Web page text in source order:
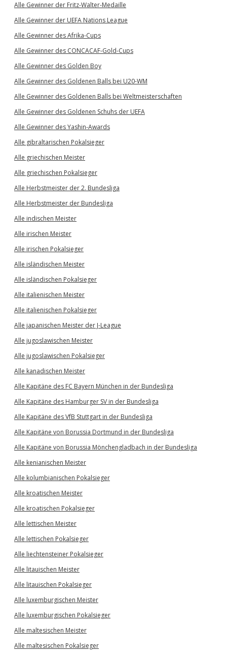
Alle Gewinner der Fritz-Walter-Medaille
Alle Gewinner der UEFA Nations League
Alle Gewinner des Afrika-Cups
Alle Gewinner des CONCACAF-Gold-Cups
Alle Gewinner des Golden Boy
Alle Gewinner des Goldenen Balls bei U20-WM
Alle Gewinner des Goldenen Balls bei Weltmeisterschaften
Alle Gewinner des Goldenen Schuhs der UEFA
Alle Gewinner des Yashin-Awards
Alle gibraltarischen Pokalsieger
Alle griechischen Meister
Alle griechischen Pokalsieger
Alle Herbstmeister der 2. Bundesliga
Alle Herbstmeister der Bundesliga
Alle indischen Meister
Alle irischen Meister
Alle irischen Pokalsieger
Alle isländischen Meister
Alle isländischen Pokalsieger
Alle italienischen Meister
Alle italienischen Pokalsieger
Alle japanischen Meister der J-League
Alle jugoslawischen Meister
Alle jugoslawischen Pokalsieger
Alle kanadischen Meister
Alle Kapitäne des FC Bayern München in der Bundesliga
Alle Kapitäne des Hamburger SV in der Bundesliga
Alle Kapitäne des VfB Stuttgart in der Bundesliga
Alle Kapitäne von Borussia Dortmund in der Bundesliga
Alle Kapitäne von Borussia Mönchengladbach in der Bundesliga
Alle kenianischen Meister
Alle kolumbianischen Pokalsieger
Alle kroatischen Meister
Alle kroatischen Pokalsieger
Alle lettischen Meister
Alle lettischen Pokalsieger
Alle liechtensteiner Pokalsieger
Alle litauischen Meister
Alle litauischen Pokalsieger
Alle luxemburgischen Meister
Alle luxemburgischen Pokalsieger
Alle maltesischen Meister
Alle maltesischen Pokalsieger